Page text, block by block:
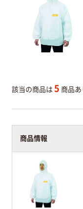
該当の商品は 5 商品
商品情報